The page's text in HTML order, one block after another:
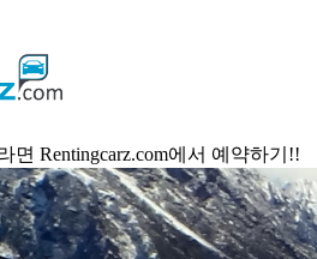
면 Rentingcarz.com에서 예약하기!!